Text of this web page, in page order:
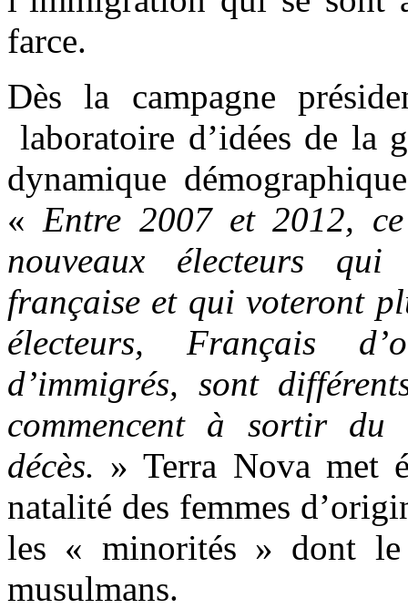
farce.
Dès la campagne
laboratoire d’idées de la
dynamique
«Entre 2007 et 2012,
nouveaux électeurs
française et qui voteront
électeurs, Français
d’immigrés, sont
commencent à sortir
décès. » Terra Nova met
natalité des femmes
les « minorités » dont
musulmans.